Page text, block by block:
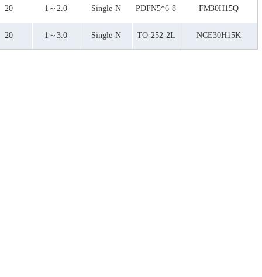
20 1～2.0 Single-N PDFN5*6-8 FM30H15Q
20 1～3.0 Single-N TO-252-2L NCE30H15K